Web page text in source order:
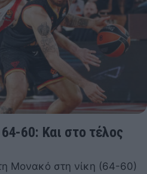
60: Και στο τέλος
Μονακό στη νίκη (64-60)